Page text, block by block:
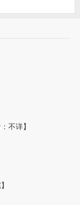
不详】